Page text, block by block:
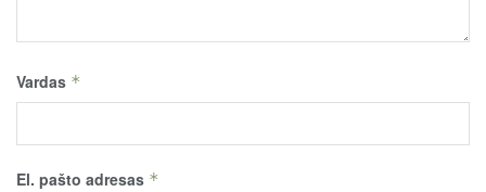
Vardas *
El. pašto adresas *